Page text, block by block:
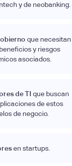
y de neobanking.
que necesitan
y riesgos
asociados.
de TI que buscan
de estos
de negocio.
en startups.